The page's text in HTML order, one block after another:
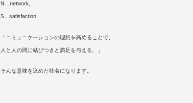
N…network,
S…satisfaction
「コミュニケーションの理想を高めることで、
人と人の間に結びつきと満足を与える。」
そんな意味を込めた社名になります。